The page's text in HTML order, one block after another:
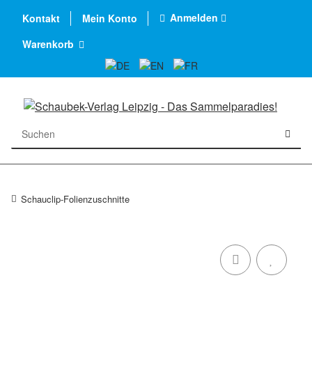
Kontakt Mein Konto
Anmelden
Warenkorb
Schauclip-Folienzuschnitte